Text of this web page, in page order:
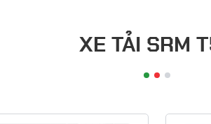
XE TẢI SRM